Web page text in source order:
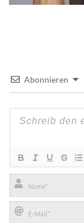
Abonnieren
Name*